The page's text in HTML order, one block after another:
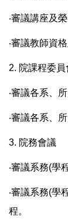
‧審議講座及
‧審議教師資
2. 院課程委員
‧審議各系、
‧審議各系、
3. 院務會議
‧審議系務(學
‧審議系務(學
程。